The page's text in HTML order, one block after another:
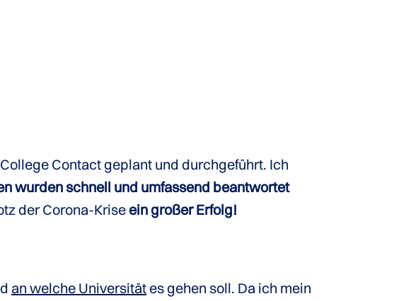
Contact geplant und durchgeführt. Ich
wurden schnell und umfassend beantwortet
der Corona-Kriseein großer Erfolg!
an welche Universitätes gehen soll. Da ich mein